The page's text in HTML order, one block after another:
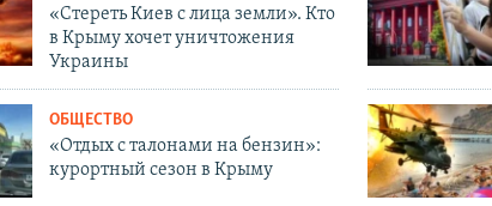
«Стереть Киев с лица земли». Кто
в Крыму хочет уничтожения
Украины
ОБЩЕСТВО
«Отдых с талонами на бензин»:
курортный сезон в Крыму